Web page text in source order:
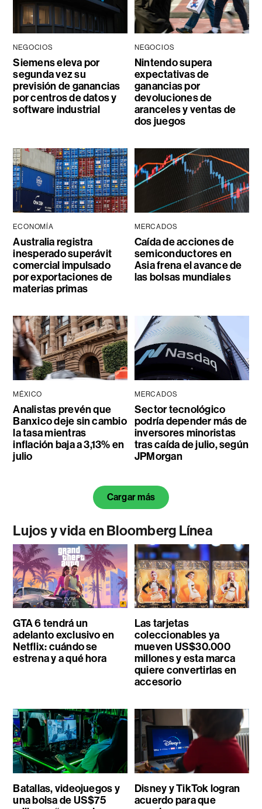
NEGOCIOS
Siemens eleva por
segunda vez su
previsión de ganancias
por centros de datos y
software industrial
NEGOCIOS
Nintendo supera
expectativas de
ganancias por
devoluciones de
aranceles y ventas de
dos juegos
ECONOMÍA
Australia registra
inesperado superávit
comercial impulsado
por exportaciones de
materias primas
MERCADOS
Caída de acciones de
semiconductores en
Asia frena el avance de
las bolsas mundiales
MÉXICO
Analistas prevén que
Banxico deje sin cambio
la tasa mientras
inflación baja a 3,13% en
julio
MERCADOS
Sector tecnológico
podría depender más de
inversores minoristas
tras caída de julio, según
JPMorgan
Cargar más
Lujos y vida en Bloomberg Línea
GTA 6 tendrá un
adelanto exclusivo en
Netflix: cuándo se
estrena y a qué hora
Las tarjetas
coleccionables ya
mueven US$30.000
millones y esta marca
quiere convertirlas en
accesorio
Batallas, videojuegos y
una bolsa de US$75
Disney y TikTok logran
acuerdo para que